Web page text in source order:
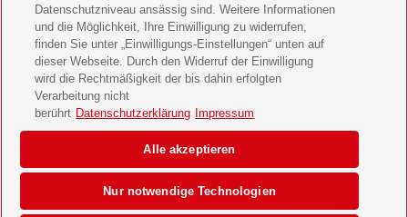
Welt der Wunder Geschenkabo verschenken
GEO Geschenkabo verschenken
Datenschutz & Cookies
Einwilligungs-Einstellungen
Barrierefreiheit
Datenschutzniveau ansässig sind. Weitere Informationen
und die Möglichkeit, Ihre Einwilligung zu widerrufen,
finden Sie unter „Einwilligungs-Einstellungen“ unten auf
dieser Webseite. Durch den Widerruf der Einwilligung
wird die Rechtmäßigkeit der bis dahin erfolgten
Verarbeitung nicht
berührt Datenschutzerklärung Impressum
Nur notwendige Technologien
Alle akzeptieren